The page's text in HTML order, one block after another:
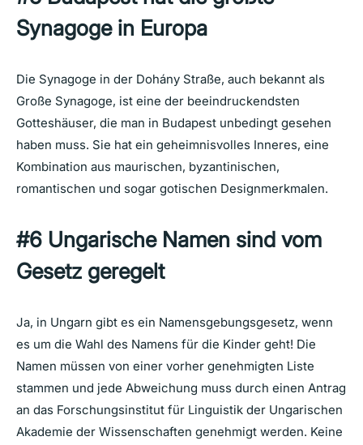
Synagogein Europa
Die Synagoge in der Dohány Straße, auch bekannt als
Große Synagoge, ist eine der beeindruckendsten
Gotteshäuser, die man in Budapest unbedingt gesehen
haben muss. Sie hat ein geheimnisvolles Inneres, eine
Kombination aus maurischen, byzantinischen,
romantischen und sogar gotischen Designmerkmalen.
#6 UngarischeNamen sind vom
Gesetz geregelt
Ja, in Ungarn gibt es ein Namensgebungsgesetz, wenn
es um die Wahl des Namens für die Kinder geht! Die
Namen müssen von einer vorher genehmigten Liste
stammen und jede Abweichung muss durch einen Antrag
an das Forschungsinstitut für Linguistik der Ungarischen
Akademie der Wissenschaften genehmigt werden. Keine